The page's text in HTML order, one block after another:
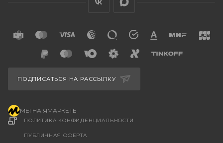
ПОЛИТИКА КОНФИДЕНЦИАЛЬНОСТИ
ПУБЛИЧНАЯ ОФЕРТА
ПОДПИСАТЬСЯ НА РАССЫЛКУ
МЫ НА ЯМАРКЕТЕ